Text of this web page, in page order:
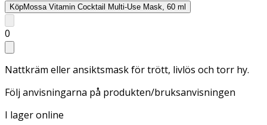
KöpMossa Vitamin Cocktail Multi-Use Mask, 60 ml
0
Nattkräm eller ansiktsmask för trött, livlös och torr hy.
Följ anvisningarna på produkten/bruksanvisningen
I lager online